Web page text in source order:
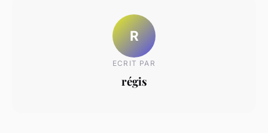
R
ECRIT PAR
régis